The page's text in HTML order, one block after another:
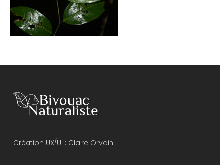
Création UX/UI : Claire Orvain